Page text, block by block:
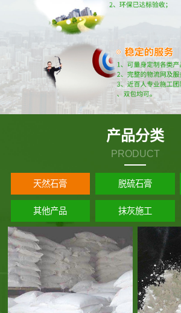
产品分类
PRODUCT
天然石膏 脱硫石膏
其他产品 抹灰施工